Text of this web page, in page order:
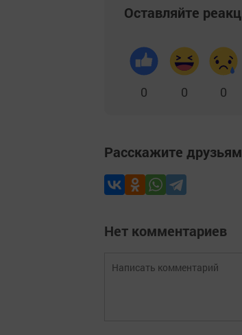
Оставляйте
0 0 0
Расскажите друзьям
Нет комментариев